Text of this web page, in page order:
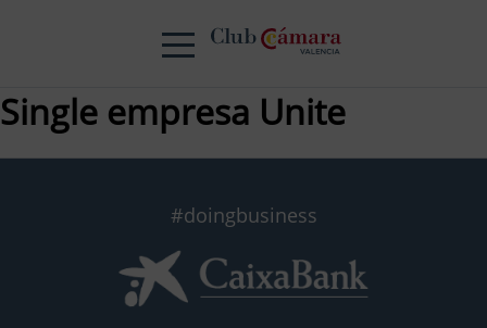
Single empresa Unite
#doingbusiness